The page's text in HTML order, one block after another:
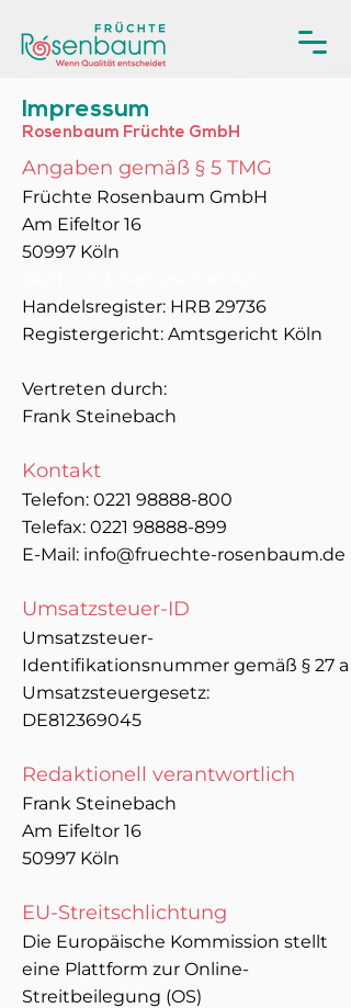
Impressum
Rosenbaum Früchte GmbH
Angaben gemäß § 5 TMG
Früchte Rosenbaum GmbH
Am Eifeltor 16
50997 Köln
Handelsregister: HRB 29736
Registergericht: Amtsgericht Köln
Vertreten durch:
Frank Steinebach
Kontakt
Telefon: 0221 98888-800
Telefax: 0221 98888-899
E-Mail: info@fruechte-rosenbaum.de
Umsatzsteuer-ID
Umsatzsteuer-
Identifikationsnummer gemäß § 27 a
Umsatzsteuergesetz:
DE812369045
Redaktionell verantwortlich
Frank Steinebach
Am Eifeltor 16
50997 Köln
EU-Streitschlichtung
Die Europäische Kommission stellt
eine Plattform zur Online-
Streitbeilegung (OS)